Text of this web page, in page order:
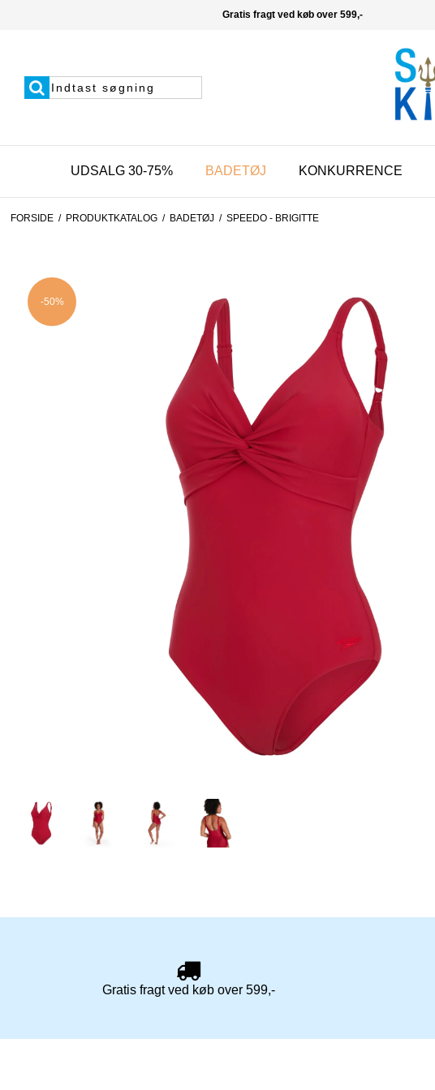
Gratis fragt ved køb over 599,-
UDSALG 30-75% BADETØJ KONKURRENCE
FORSIDE / PRODUKTKATALOG / BADETØJ / SPEEDO - BRIGITTE
-50%
Gratis fragt ved køb over 599,-